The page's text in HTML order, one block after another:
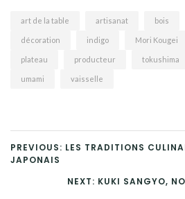
art de la table artisanat bois
décoration indigo Mori Kougei
plateau producteur tokushima
umami vaisselle
PREVIOUS: LES TRADITIONS
JAPONAIS
NEXT: KUKI SANGYO,